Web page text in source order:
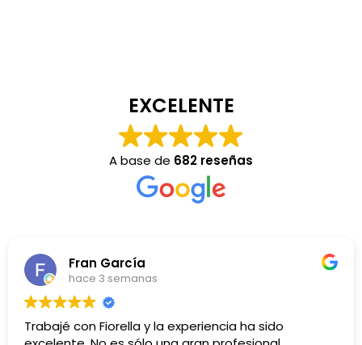
EXCELENTE
A base de 682 reseñas
Fran García
hace 3 semanas
Trabajé con Fiorella y la experiencia ha sido